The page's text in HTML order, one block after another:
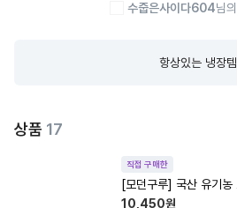
수줍은사이다604님
항상있는 냉장템
상품 17
직접 구매한
[모던구루] 국산 유기
10,450원